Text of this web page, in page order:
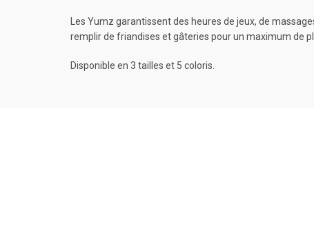
Les Yumz garantissent des heures de jeux, de
remplir de friandises et gâteries pour un maximum de
Disponible en 3 tailles et 5 coloris.